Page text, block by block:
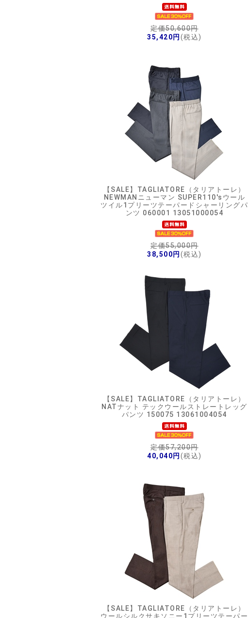
定価50,600円
35,420円 (税込)
【SALE】 TAGLIATORE（タリアトーレ）
NEWMANニューマン SUPER110'sウール
ツイル1プリーツテーパードシャーリングパ
ンツ 060001 13051000054
定価55,000円
38,500円 (税込)
【SALE】 TAGLIATORE（タリアトーレ）
NATナット テックウールストレートレッグ
パンツ 150075 13061004054
定価57,200円
40,040円 (税込)
【SALE】 TAGLIATORE（タリアトーレ）
ウールシルクサキソニー1プリーツテーパー